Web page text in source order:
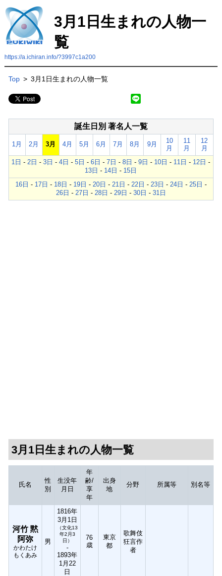
3月1日生まれの人物一
覧
https://a.ichiran.info/?3997c1a200
Top > 3月1日生まれの人物一覧
誕生日別 著名人一覧
1月 2月 3月 4月 5月 6月 7月 8月 9月
10
月
11
月
12
月
1日 -2日 -3日 -4日 -5日 -6日 -7日 -8日 -9日 - 10日 - 11日 - 12日 -
13日 - 14日 - 15日
16日 - 17日 - 18日 - 19日 - 20日 - 21日 - 22日 - 23日 - 24日 - 25日 -
26日 - 27日 - 28日 - 29日 - 30日 - 31日
3月1日生まれの人物一覧
氏名
性
別
生没年
月日
年
齢/
享
年
出身
地
分野 所属等 別名等
河竹 黙
阿弥
かわたけ
もくあみ
男
1816年
3月1日
（文化13
年2月3
日）
-
1893年
1月22
日
76
歳
東京
都
歌舞伎
狂言作
者